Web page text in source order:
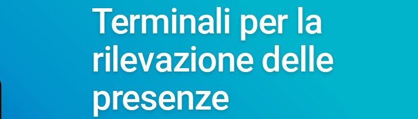
Terminali per la
rilevazione delle
presenze